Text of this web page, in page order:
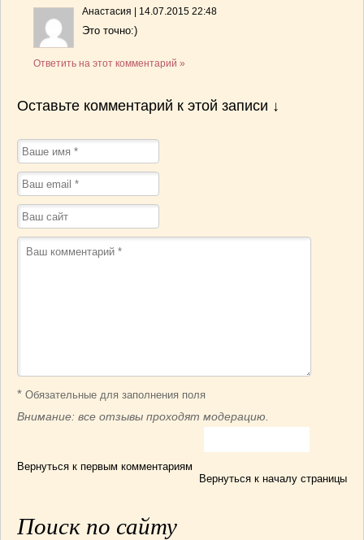
Анастасия
14.07.2015 22:48
Это точно:)
Ответить на этот комментарий »
Оставьте комментарий к этой записи ↓
* Обязательные для заполнения поля
Внимание: все отзывы проходят модерацию.
Вернуться к первым комментариям
Вернуться к началу страницы
Поиск по сайту